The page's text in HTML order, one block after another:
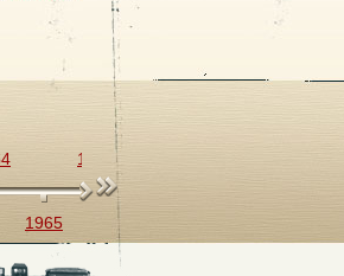
1965
1966